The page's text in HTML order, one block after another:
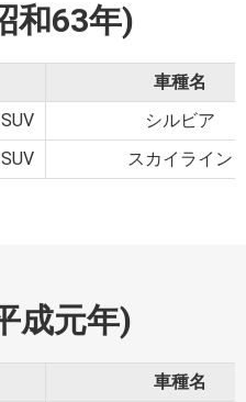
和63年)
車種名
シルビア
スカイライン
成元年)
車種名